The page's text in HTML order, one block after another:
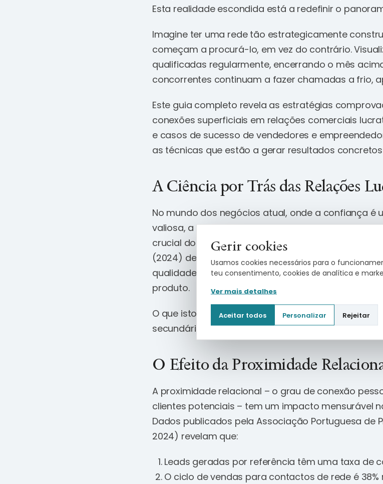
Esta realidade escondida está a redefinir o
Imagine ter uma rede tão estrategicamente
começam a procurá-lo, em vez do contrário.
qualificadas regularmente, encerrando o mês
concorrentes continuam a fazer chamadas a frio,
Este guia completo revela as estratégias
conexões superficiais em relações comerciais
e casos de sucesso de vendedores e
as técnicas que estão a gerar resultados
A Ciência por Trás das Relações
No mundo dos negócios atual, onde a confiança é
valiosa, a capacidade de estabelecer relações
crucial do que nunca. A ciência confirma esta
(2024) demonstrou que decisões de compra B2B
qualidade da relação do que por fatores como
produto.
O que isto significa para si? Simples: cultivar
secundária – é o principal motor do seu negócio.
O Efeito da Proximidade
A proximidade relacional – o grau de conexão
clientes potenciais – tem um impacto mensurável
Dados publicados pela Associação Portuguesa de
2024) revelam que:
Leads geradas por referência têm uma taxa de
O ciclo de vendas para contactos de rede é
Gerir cookies
Usamos cookies necessários para o
teu consentimento, cookies de analítica e
Ver mais detalhes
Aceitar todos Personalizar Rejeitar